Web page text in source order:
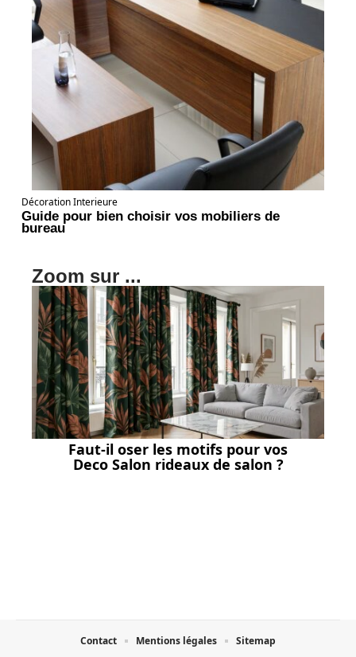
Décoration Interieure
Guide pour bien choisir vos mobiliers de
bureau
Zoom sur ...
Faut-il oser les motifs pour vos
Deco Salon rideaux de salon ?
Contact Mentions légales Sitemap